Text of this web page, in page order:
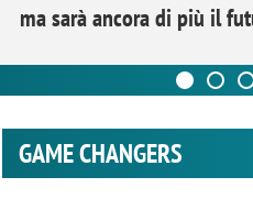
ma sarà ancora di più il
GAME CHANGERS